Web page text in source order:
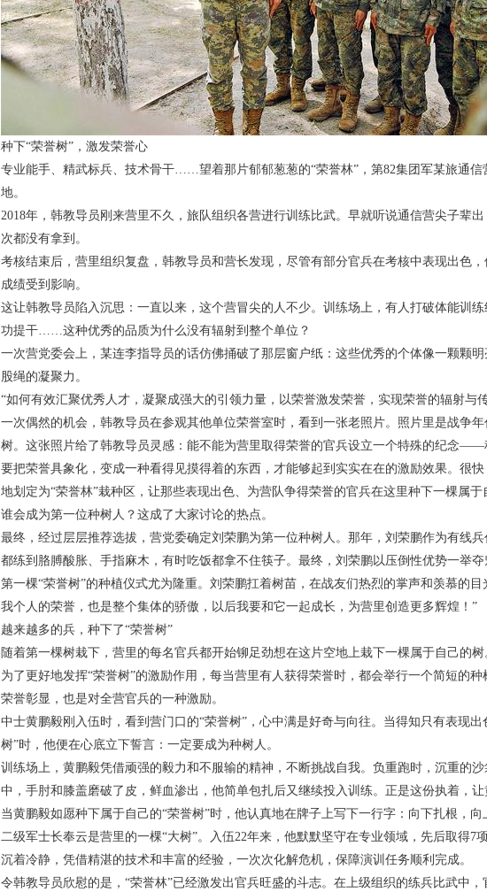
种下“荣誉树”，激发荣誉心
专业能手、精武标兵、技术骨干……望着那片郁郁葱葱的“荣誉林”，第82集团军某旅通
地。
2018年，韩教导员刚来营里不久，旅队组织各营进行训练比武。早就听说通信营尖子辈
次都没有拿到。
考核结束后，营里组织复盘，韩教导员和营长发现，尽管有部分官兵在考核中表现出色
成绩受到影响。
这让韩教导员陷入沉思：一直以来，这个营冒尖的人不少。训练场上，有人打破体能训
功提干……这种优秀的品质为什么没有辐射到整个单位？
一次营党委会上，某连李指导员的话仿佛捅破了那层窗户纸：这些优秀的个体像一颗颗
股绳的凝聚力。
“如何有效汇聚优秀人才，凝聚成强大的引领力量，以荣誉激发荣誉，实现荣誉的辐射与
一次偶然的机会，韩教导员在参观其他单位荣誉室时，看到一张老照片。照片里是战争
树。这张照片给了韩教导员灵感：能不能为营里取得荣誉的官兵设立一个特殊的纪念——
要把荣誉具象化，变成一种看得见摸得着的东西，才能够起到实实在在的激励效果。很
地划定为“荣誉林”栽种区，让那些表现出色、为营队争得荣誉的官兵在这里种下一棵属于
谁会成为第一位种树人？这成了大家讨论的热点。
最终，经过层层推荐选拔，营党委确定刘荣鹏为第一位种树人。那年，刘荣鹏作为有线
都练到胳膊酸胀、手指麻木，有时吃饭都拿不住筷子。最终，刘荣鹏以压倒性优势一举夺
第一棵“荣誉树”的种植仪式尤为隆重。刘荣鹏扛着树苗，在战友们热烈的掌声和羡慕的
我个人的荣誉，也是整个集体的骄傲，以后我要和它一起成长，为营里创造更多辉煌！”
越来越多的兵，种下了“荣誉树”
随着第一棵树栽下，营里的每名官兵都开始铆足劲想在这片空地上栽下一棵属于自己的
为了更好地发挥“荣誉树”的激励作用，每当营里有人获得荣誉时，都会举行一个简短的
荣誉彰显，也是对全营官兵的一种激励。
中士黄鹏毅刚入伍时，看到营门口的“荣誉树”，心中满是好奇与向往。当得知只有表现
树”时，他便在心底立下誓言：一定要成为种树人。
训练场上，黄鹏毅凭借顽强的毅力和不服输的精神，不断挑战自我。负重跑时，沉重的
中，手肘和膝盖磨破了皮，鲜血渗出，他简单包扎后又继续投入训练。正是这份执着，让
当黄鹏毅如愿种下属于自己的“荣誉树”时，他认真地在牌子上写下一行字：向下扎根，向
二级军士长奉云是营里的一棵“大树”。入伍22年来，他默默坚守在专业领域，先后取得
沉着冷静，凭借精湛的技术和丰富的经验，一次次化解危机，保障演训任务顺利完成。
令韩教导员欣慰的是，“荣誉林”已经激发出官兵旺盛的斗志。在上级组织的练兵比武中